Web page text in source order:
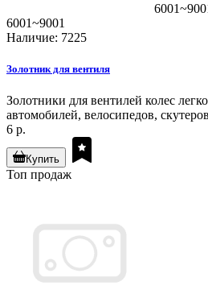
6001~9001
Наличие: 7225
Золотник для вентиля
Золотники для вентилей колес
автомобилей, велосипедов,
6 р.
Купить
Топ продаж